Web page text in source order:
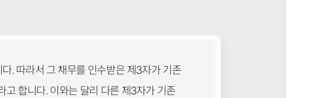
. 따라서 그 채무를 인수받은 제3자가 기존
고 합니다. 이와는 달리 다른 제3자가 기존